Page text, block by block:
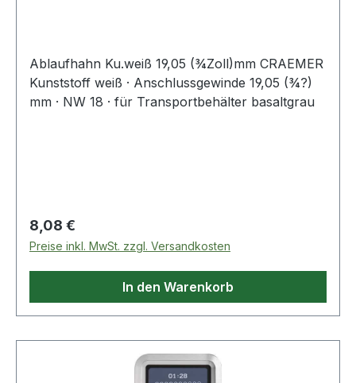
Ablaufhahn Ku.weiß 19,05 (¾Zoll)mm CRAEMER
Kunststoff weiß · Anschlussgewinde 19,05 (¾?)
mm · NW 18 · für Transportbehälter basaltgrau
Regulärer Preis:
8,08 €
Preise inkl. MwSt. zzgl. Versandkosten
In den Warenkorb